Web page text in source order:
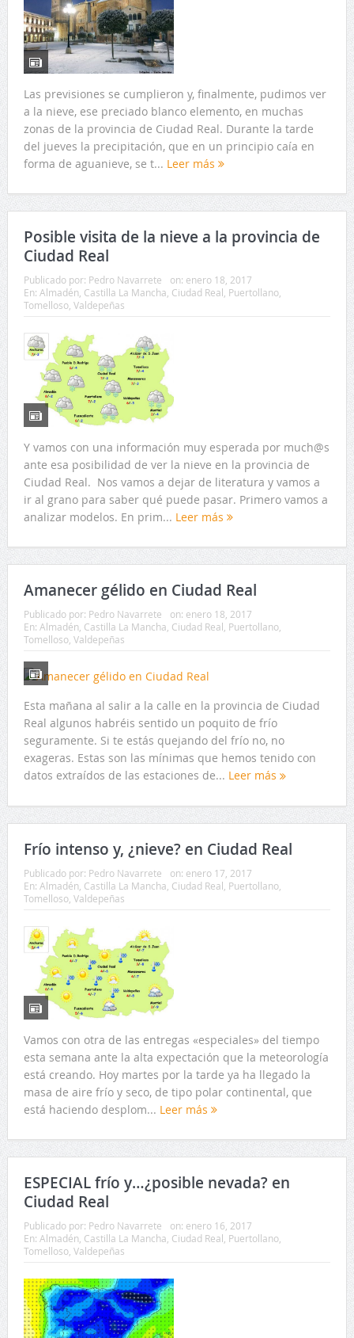
Las previsiones se cumplieron y, finalmente, pudimos ver
a la nieve, ese preciado blanco elemento, en muchas
zonas de la provincia de Ciudad Real. Durante la tarde
del jueves la precipitación, que en un principio caía en
forma de aguanieve, se t... Leer más
Posible visita de la nieve a la provincia de
Ciudad Real
Publicado por: Pedro Navarrete on: enero 18, 2017
En: Almadén, Castilla La Mancha, Ciudad Real, Puertollano,
Tomelloso, Valdepeñas
Y vamos con una información muy esperada por much@s
ante esa posibilidad de ver la nieve en la provincia de
Ciudad Real. Nos vamos a dejar de literatura y vamos a
ir al grano para saber qué puede pasar. Primero vamos a
analizar modelos. En prim... Leer más
Amanecer gélido en Ciudad Real
Publicado por: Pedro Navarrete on: enero 18, 2017
En: Almadén Castilla La Mancha Ciudad Real Puertollano,
Tomelloso, Valdepeñas
Esta mañana al salir a la calle en la provincia de Ciudad
Real algunos habréis sentido un poquito de frío
seguramente. Si te estás quejando del frío no, no
exageras. Estas son las mínimas que hemos tenido con
datos extraídos de las estaciones de... Leer más
Frío intenso y, ¿nieve? en Ciudad Real
Publicado por: Pedro Navarrete on: enero 17, 2017
En: Almadén Castilla La Mancha Ciudad Real Puertollano,
Tomelloso, Valdepeñas
Vamos con otra de las entregas «especiales» del tiempo
esta semana ante la alta expectación que la meteorología
está creando. Hoy martes por la tarde ya ha llegado la
masa de aire frío y seco, de tipo polar continental, que
está haciendo desplom... Leer más
ESPECIAL frío y…¿posible nevada? en
Ciudad Real
Publicado por: Pedro Navarrete on: enero 16, 2017
En: Almadén Castilla La Mancha Ciudad Real Puertollano,
Tomelloso, Valdepeñas